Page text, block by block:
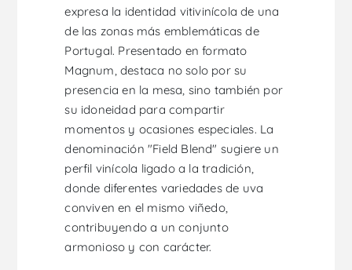
expresa la identidad vitivinícola de una
de las zonas más emblemáticas de
Portugal. Presentado en formato
Magnum, destaca no solo por su
presencia en la mesa, sino también por
su idoneidad para compartir
momentos y ocasiones especiales. La
denominación "Field Blend" sugiere un
perfil vinícola ligado a la tradición,
donde diferentes variedades de uva
conviven en el mismo viñedo,
contribuyendo a un conjunto
armonioso y con carácter.